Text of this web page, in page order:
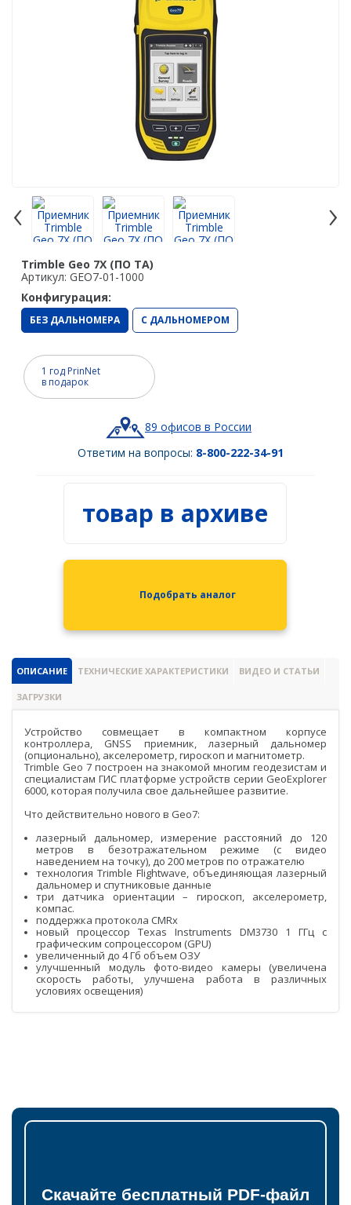
Лазерное сканирование
Наземное лазерное сканирование
Мобильное лазерное сканирование
Воздушное лазерное сканирование
Аксессуары для лазерного сканирования
PrinCe
EFIX
Trimble
Модемы
Pacific Crest
RidGid
Программы
PrinCe
Credo
Trimble
Spectra Precision
Аксессуары
Агро
Системы на экскаваторы
Системы на грейдеры
Системы на бульдозеры
Мониторинг
InnoSpector
‹ ›
Trimble Geo 7X (ПО TA)
Артикул: GEO7-01-1000
Конфигурация:
БЕЗ ДАЛЬНОМЕРА С ДАЛЬНОМЕРОМ
1 год PrinNet
в подарок
89 офисов в России
Ответим на вопросы: 8-800-222-34-91
товар в архиве
Подобрать аналог
ОПИСАНИЕ ТЕХНИЧЕСКИЕ ХАРАКТЕРИСТИКИ ВИДЕО И СТАТЬИ
ЗАГРУЗКИ
Устройство совмещает в компактном корпусе
контроллера, GNSS приемник, лазерный дальномер
(опционально), акселерометр, гироскоп и магнитометр.
Trimble Geo 7 построен на знакомой многим геодезистам и
специалистам ГИС платформе устройств серии GeoExplorer
6000, которая получила свое дальнейшее развитие.
Что действительно нового в Geo7:
лазерный дальномер, измерение расстояний до 120
метров в безотражательном режиме (с видео
наведением на точку), до 200 метров по отражателю
технология Trimble Flightwave, объединяющая лазерный
дальномер и спутниковые данные
три датчика ориентации – гироскоп, акселерометр,
компас.
поддержка протокола CMRx
новый процессор Texas Instruments DM3730 1 ГГц с
графическим сопроцессором (GPU)
увеличенный до 4 Гб объем ОЗУ
улучшенный модуль фото-видео камеры (увеличена
скорость работы, улучшена работа в различных
условиях освещения)
Скачайте бесплатный PDF-файл